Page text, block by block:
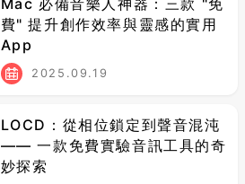
費" 提升創作效率與靈感的實用
App
2025.09.19
LOCD：從相位鎖定到聲音混沌
—— 一款免費實驗音訊工具的奇
妙探索